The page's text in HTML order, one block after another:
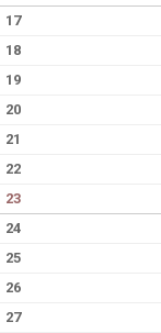
17
18
19
20
21
22
23
24
25
26
27